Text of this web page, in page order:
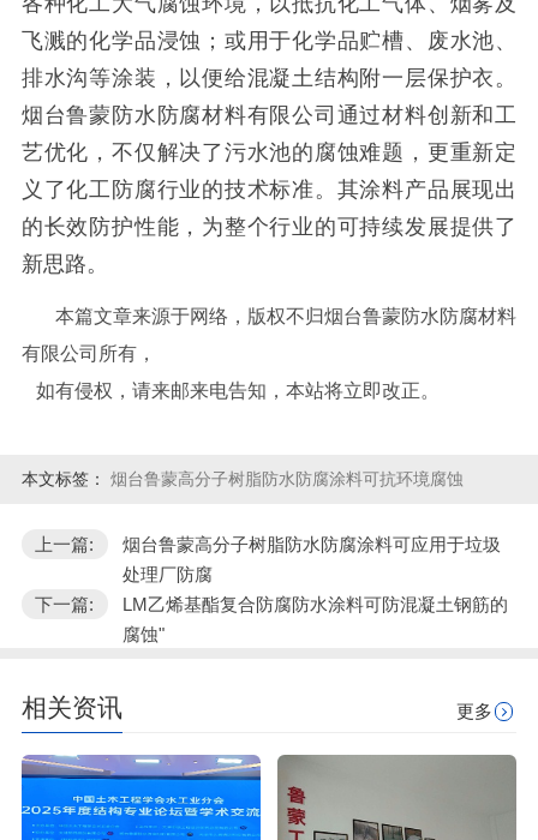
飞溅的化学品浸蚀；或用于化学品贮槽、废水池、
排水沟等涂装，以便给混凝土结构附一层保护衣。
烟台鲁蒙防水防腐材料有限公司通过材料创新和工
艺优化，不仅解决了污水池的腐蚀难题，更重新定
义了化工防腐行业的技术标准。其涂料产品展现出
的长效防护性能，为整个行业的可持续发展提供了
新思路。
本篇文章来源于网络，版权不归烟台鲁蒙防水防腐材料
有限公司所有，
如有侵权，请来邮来电告知，本站将立即改正。
本文标签： 烟台鲁蒙高分子树脂防水防腐涂料可抗环境腐蚀
上一篇:
烟台鲁蒙高分子树脂防水防腐涂料可应用于垃圾
处理厂防腐
下一篇:
LM乙烯基酯复合防腐防水涂料可防混凝土钢筋的
腐蚀"
相关资讯 更多